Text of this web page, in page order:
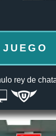
rey de